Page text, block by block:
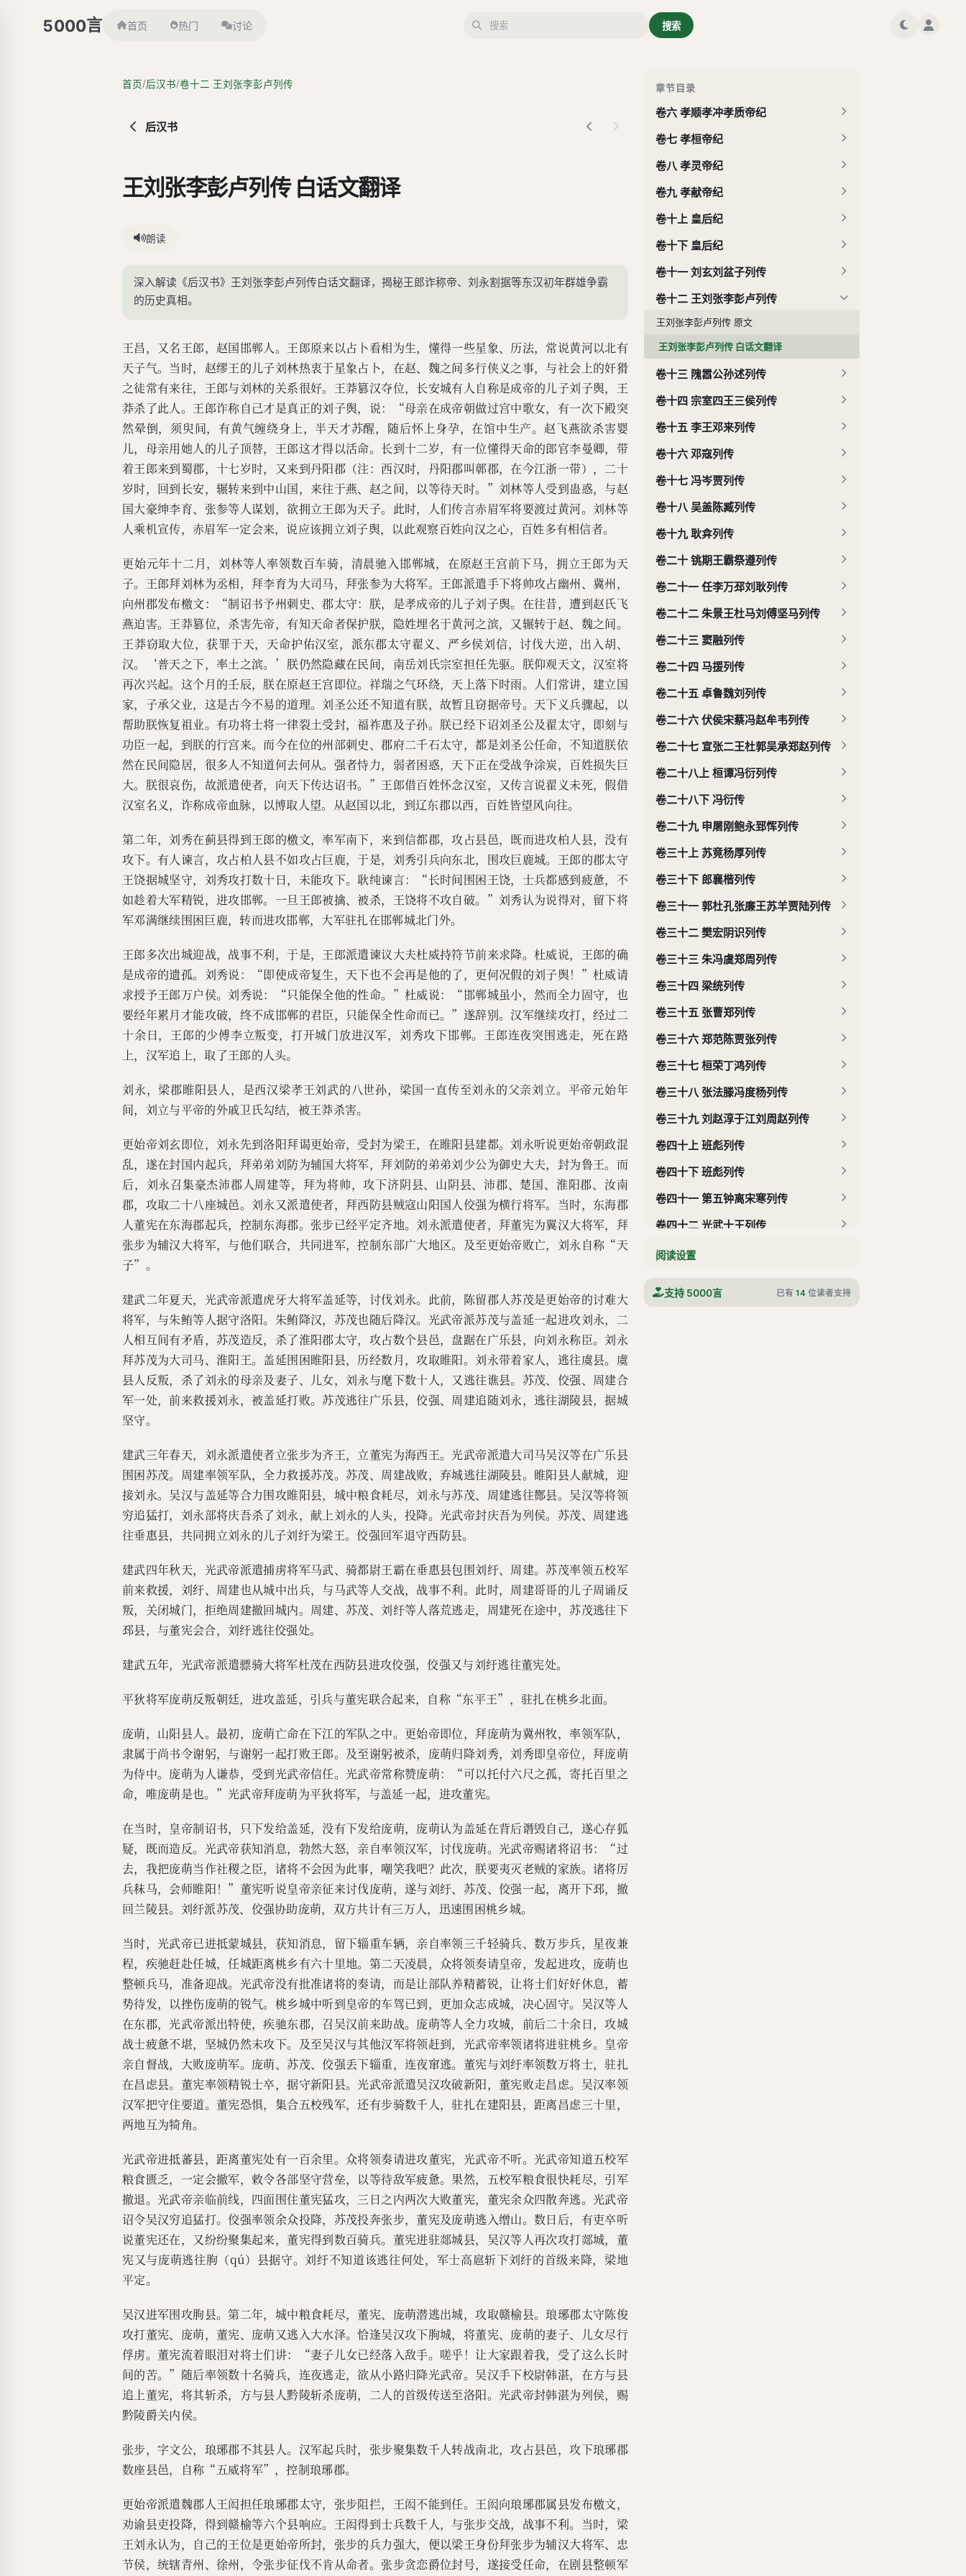
5000言 首页 热门 讨论 搜索
首页/后汉书/卷十二 王刘张李彭卢列传
后汉书
王刘张李彭卢列传 白话文翻译
朗读
深入解读《后汉书》王刘张李彭卢列传白话文翻译，揭秘王郎诈称帝、刘永割据等东汉初年群雄争霸
的历史真相。
王昌，又名王郎，赵国邯郸人。王郎原来以占卜看相为生，懂得一些星象、历法，常说黄河以北有
天子气。当时，赵缪王的儿子刘林热衷于星象占卜，在赵、魏之间多行侠义之事，与社会上的奸猾
之徒常有来往，王郎与刘林的关系很好。王莽篡汉夺位，长安城有人自称是成帝的儿子刘子舆，王
莽杀了此人。王郎诈称自己才是真正的刘子舆，说：“母亲在成帝朝做过宫中歌女，有一次下殿突
然晕倒，须臾间，有黄气缠绕身上，半天才苏醒，随后怀上身孕，在馆中生产。赵飞燕欲杀害婴
儿，母亲用她人的儿子顶替，王郎这才得以活命。长到十二岁，有一位懂得天命的郎官李曼卿，带
着王郎来到蜀郡，十七岁时，又来到丹阳郡（注：西汉时，丹阳郡叫鄣郡，在今江浙一带），二十
岁时，回到长安，辗转来到中山国，来往于燕、赵之间，以等待天时。”刘林等人受到蛊惑，与赵
国大豪绅李育、张参等人谋划，欲拥立王郎为天子。此时，人们传言赤眉军将要渡过黄河。刘林等
人乘机宣传，赤眉军一定会来，说应该拥立刘子舆，以此观察百姓向汉之心，百姓多有相信者。
更始元年十二月，刘林等人率领数百车骑，清晨驰入邯郸城，在原赵王宫前下马，拥立王郎为天
子。王郎拜刘林为丞相，拜李育为大司马，拜张参为大将军。王郎派遣手下将帅攻占幽州、冀州，
向州郡发布檄文：“制诏书予州刺史、郡太守：朕，是孝成帝的儿子刘子舆。在往昔，遭到赵氏飞
燕迫害。王莽篡位，杀害先帝，有知天命者保护朕，隐姓埋名于黄河之滨，又辗转于赵、魏之间。
王莽窃取大位，获罪于天，天命护佑汉室，派东郡太守翟义、严乡侯刘信，讨伐大逆，出入胡、
汉。‘普天之下，率土之滨。’朕仍然隐藏在民间，南岳刘氏宗室担任先驱。朕仰观天文，汉室将
再次兴起。这个月的壬辰，朕在原赵王宫即位。祥瑞之气环绕，天上落下时雨。人们常讲，建立国
家，子承父业，这是古今不易的道理。刘圣公还不知道有朕，故暂且窃据帝号。天下义兵骤起，以
帮助朕恢复祖业。有功将士将一律裂土受封，福祚惠及子孙。朕已经下诏刘圣公及翟太守，即刻与
功臣一起，到朕的行宫来。而今在位的州部刺史、郡府二千石太守，都是刘圣公任命，不知道朕依
然在民间隐居，很多人不知道何去何从。强者恃力，弱者困惑，天下正在受战争涂炭，百姓损失巨
大。朕很哀伤，故派遣使者，向天下传达诏书。”王郎借百姓怀念汉室，又传言说翟义未死，假借
汉室名义，诈称成帝血脉，以博取人望。从赵国以北，到辽东郡以西，百姓皆望风向往。
第二年，刘秀在蓟县得到王郎的檄文，率军南下，来到信都郡，攻占县邑，既而进攻柏人县，没有
攻下。有人谏言，攻占柏人县不如攻占巨鹿，于是，刘秀引兵向东北，围攻巨鹿城。王郎的郡太守
王饶据城坚守，刘秀攻打数十日，未能攻下。耿纯谏言：“长时间围困王饶，士兵都感到疲惫，不
如趁着大军精锐，进攻邯郸。一旦王郎被擒、被杀，王饶将不攻自破。”刘秀认为说得对，留下将
军邓满继续围困巨鹿，转而进攻邯郸，大军驻扎在邯郸城北门外。
王郎多次出城迎战，战事不利，于是，王郎派遣谏议大夫杜威持符节前来求降。杜威说，王郎的确
是成帝的遗孤。刘秀说：“即使成帝复生，天下也不会再是他的了，更何况假的刘子舆！”杜威请
求授予王郎万户侯。刘秀说：“只能保全他的性命。”杜威说：“邯郸城虽小，然而全力固守，也
要经年累月才能攻破，终不成邯郸的君臣，只能保全性命而已。”遂辞别。汉军继续攻打，经过二
十余日，王郎的少傅李立叛变，打开城门放进汉军，刘秀攻下邯郸。王郎连夜突围逃走，死在路
上，汉军追上，取了王郎的人头。
刘永，梁郡睢阳县人，是西汉梁孝王刘武的八世孙，梁国一直传至刘永的父亲刘立。平帝元始年
间，刘立与平帝的外戚卫氏勾结，被王莽杀害。
更始帝刘玄即位，刘永先到洛阳拜谒更始帝，受封为梁王，在睢阳县建都。刘永听说更始帝朝政混
乱，遂在封国内起兵，拜弟弟刘防为辅国大将军，拜刘防的弟弟刘少公为御史大夫，封为鲁王。而
后，刘永召集豪杰沛郡人周建等，拜为将帅，攻下济阴县、山阴县、沛郡、楚国、淮阳郡、汝南
郡，攻取二十八座城邑。刘永又派遣使者，拜西防县贼寇山阳国人佼强为横行将军。当时，东海郡
人董宪在东海郡起兵，控制东海郡。张步已经平定齐地。刘永派遣使者，拜董宪为翼汉大将军，拜
张步为辅汉大将军，与他们联合，共同进军，控制东部广大地区。及至更始帝败亡，刘永自称“天
子”。
建武二年夏天，光武帝派遣虎牙大将军盖延等，讨伐刘永。此前，陈留郡人苏茂是更始帝的讨难大
将军，与朱鲔等人据守洛阳。朱鲔降汉，苏茂也随后降汉。光武帝派苏茂与盖延一起进攻刘永，二
人相互间有矛盾，苏茂造反，杀了淮阳郡太守，攻占数个县邑，盘踞在广乐县，向刘永称臣。刘永
拜苏茂为大司马、淮阳王。盖延围困睢阳县，历经数月，攻取睢阳。刘永带着家人，逃往虞县。虞
县人反叛，杀了刘永的母亲及妻子、儿女，刘永与麾下数十人，又逃往谯县。苏茂、佼强、周建合
军一处，前来救援刘永，被盖延打败。苏茂逃往广乐县，佼强、周建追随刘永，逃往湖陵县，据城
坚守。
建武三年春天，刘永派遣使者立张步为齐王，立董宪为海西王。光武帝派遣大司马吴汉等在广乐县
围困苏茂。周建率领军队，全力救援苏茂。苏茂、周建战败，弃城逃往湖陵县。睢阳县人献城，迎
接刘永。吴汉与盖延等合力围攻睢阳县，城中粮食耗尽，刘永与苏茂、周建逃往酂县。吴汉等将领
穷追猛打，刘永部将庆吾杀了刘永，献上刘永的人头，投降。光武帝封庆吾为列侯。苏茂、周建逃
往垂惠县，共同拥立刘永的儿子刘纡为梁王。佼强回军退守西防县。
建武四年秋天，光武帝派遣捕虏将军马武、骑都尉王霸在垂惠县包围刘纡、周建。苏茂率领五校军
前来救援，刘纡、周建也从城中出兵，与马武等人交战，战事不利。此时，周建哥哥的儿子周诵反
叛，关闭城门，拒绝周建撤回城内。周建、苏茂、刘纡等人落荒逃走，周建死在途中，苏茂逃往下
邳县，与董宪会合，刘纡逃往佼强处。
建武五年，光武帝派遣骠骑大将军杜茂在西防县进攻佼强，佼强又与刘纡逃往董宪处。
平狄将军庞萌反叛朝廷，进攻盖延，引兵与董宪联合起来，自称“东平王”，驻扎在桃乡北面。
庞萌，山阳县人。最初，庞萌亡命在下江的军队之中。更始帝即位，拜庞萌为冀州牧，率领军队，
隶属于尚书令谢躬，与谢躬一起打败王郎。及至谢躬被杀，庞萌归降刘秀，刘秀即皇帝位，拜庞萌
为侍中。庞萌为人谦恭，受到光武帝信任。光武帝常称赞庞萌：“可以托付六尺之孤，寄托百里之
命，唯庞萌是也。”光武帝拜庞萌为平狄将军，与盖延一起，进攻董宪。
在当时，皇帝制诏书，只下发给盖延，没有下发给庞萌，庞萌认为盖延在背后谮毁自己，遂心存狐
疑，既而造反。光武帝获知消息，勃然大怒，亲自率领汉军，讨伐庞萌。光武帝赐诸将诏书：“过
去，我把庞萌当作社稷之臣，诸将不会因为此事，嘲笑我吧？此次，朕要夷灭老贼的家族。诸将厉
兵秣马，会师睢阳！”董宪听说皇帝亲征来讨伐庞萌，遂与刘纡、苏茂、佼强一起，离开下邳，撤
回兰陵县。刘纡派苏茂、佼强协助庞萌，双方共计有三万人，迅速围困桃乡城。
当时，光武帝已进抵蒙城县，获知消息，留下辎重车辆，亲自率领三千轻骑兵、数万步兵，星夜兼
程，疾驰赶赴任城，任城距离桃乡有六十里地。第二天凌晨，众将领奏请皇帝，发起进攻，庞萌也
整顿兵马，准备迎战。光武帝没有批准诸将的奏请，而是让部队养精蓄锐，让将士们好好休息，蓄
势待发，以挫伤庞萌的锐气。桃乡城中听到皇帝的车驾已到，更加众志成城，决心固守。吴汉等人
在东郡，光武帝派出特使，疾驰东郡，召吴汉前来助战。庞萌等人全力攻城，前后二十余日，攻城
战士疲惫不堪，坚城仍然未攻下。及至吴汉与其他汉军将领赶到，光武帝率领诸将进驻桃乡。皇帝
亲自督战，大败庞萌军。庞萌、苏茂、佼强丢下辎重，连夜窜逃。董宪与刘纡率领数万将士，驻扎
在昌虑县。董宪率领精锐士卒，据守新阳县。光武帝派遣吴汉攻破新阳，董宪败走昌虑。吴汉率领
汉军把守住要道。董宪恐惧，集合五校残军，还有步骑数千人，驻扎在建阳县，距离昌虑三十里，
两地互为犄角。
光武帝进抵蕃县，距离董宪处有一百余里。众将领奏请进攻董宪，光武帝不听。光武帝知道五校军
粮食匮乏，一定会撤军，敕令各部坚守营垒，以等待敌军疲惫。果然，五校军粮食很快耗尽，引军
撤退。光武帝亲临前线，四面围住董宪猛攻，三日之内两次大败董宪，董宪余众四散奔逃。光武帝
诏令吴汉穷追猛打。佼强率领余众投降，苏茂投奔张步，董宪及庞萌逃入缯山。数日后，有吏卒听
说董宪还在，又纷纷聚集起来，董宪得到数百骑兵。董宪进驻郯城县，吴汉等人再次攻打郯城，董
宪又与庞萌逃往朐（qú）县据守。刘纡不知道该逃往何处，军士高扈斩下刘纡的首级来降，梁地
平定。
吴汉进军围攻朐县。第二年，城中粮食耗尽，董宪、庞萌潜逃出城，攻取赣榆县。琅琊郡太守陈俊
攻打董宪、庞萌，董宪、庞萌又逃入大水泽。恰逢吴汉攻下朐城，将董宪、庞萌的妻子、儿女尽行
俘虏。董宪流着眼泪对将士们讲：“妻子儿女已经落入敌手。嗟乎！让大家跟着我，受了这么长时
间的苦。”随后率领数十名骑兵，连夜逃走，欲从小路归降光武帝。吴汉手下校尉韩湛，在方与县
追上董宪，将其斩杀，方与县人黔陵斩杀庞萌，二人的首级传送至洛阳。光武帝封韩湛为列侯，赐
黔陵爵关内侯。
张步，字文公，琅琊郡不其县人。汉军起兵时，张步聚集数千人转战南北，攻占县邑，攻下琅琊郡
数座县邑，自称“五威将军”，控制琅琊郡。
更始帝派遣魏郡人王闳担任琅琊郡太守，张步阻拦，王闳不能到任。王闳向琅琊郡属县发布檄文，
劝谕县吏投降，得到赣榆等六个县响应。王闳得到士兵数千人，与张步交战，战事不利。当时，梁
王刘永认为，自己的王位是更始帝所封，张步的兵力强大，便以梁王身份拜张步为辅汉大将军、忠
节侯，统辖青州、徐州，令张步征伐不肯从命者。张步贪恋爵位封号，遂接受任命，在剧县整顿军
章节目录
卷三 肃宗孝章帝纪
卷五 孝安帝纪
卷六 孝顺孝冲孝质帝纪
卷七 孝桓帝纪
卷八 孝灵帝纪
卷九 孝献帝纪
卷十上 皇后纪
卷十下 皇后纪
卷十一 刘玄刘盆子列传
卷十二 王刘张李彭卢列传
王刘张李彭卢列传 原文
王刘张李彭卢列传 白话文翻译
卷十三 隗嚣公孙述列传
卷十四 宗室四王三侯列传
卷十五 李王邓来列传
卷十六 邓寇列传
卷十七 冯岑贾列传
卷十八 吴盖陈臧列传
卷十九 耿弇列传
卷二十 铫期王霸祭遵列传
卷二十一 任李万邳刘耿列传
卷二十二 朱景王杜马刘傅坚马列传
卷二十三 窦融列传
卷二十四 马援列传
卷二十五 卓鲁魏刘列传
卷二十六 伏侯宋蔡冯赵牟韦列传
卷二十七 宣张二王杜郭吴承郑赵列传
卷二十八上 桓谭冯衍列传
卷二十八下 冯衍传
卷二十九 申屠刚鲍永郅恽列传
卷三十上 苏竟杨厚列传
卷三十下 郎襄楷列传
卷三十一 郭杜孔张廉王苏羊贾陆列传
卷三十二 樊宏阴识列传
卷三十三 朱冯虞郑周列传
卷三十四 梁统列传
卷三十五 张曹郑列传
卷三十六 郑范陈贾张列传
卷三十七 桓荣丁鸿列传
卷三十八 张法滕冯度杨列传
卷三十九 刘赵淳于江刘周赵列传
卷四十上 班彪列传
卷四十下 班彪列传
卷四十一 第五钟离宋寒列传
卷四十二 光武十王列传
卷四十三 朱乐何列传
阅读设置
支持 5000言 已有 14 位读者支持